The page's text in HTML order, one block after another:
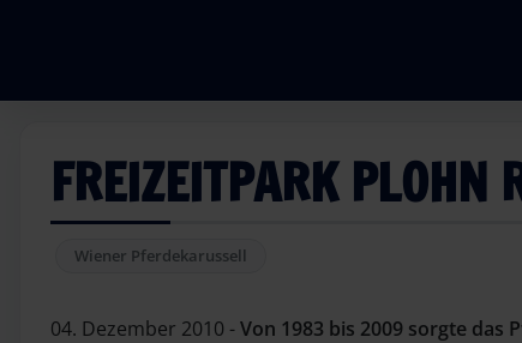
FREIZEITPARK PLOHN
Wiener Pferdekarussell
04. Dezember 2010 -Von 1983 bis 2009 sorgte das